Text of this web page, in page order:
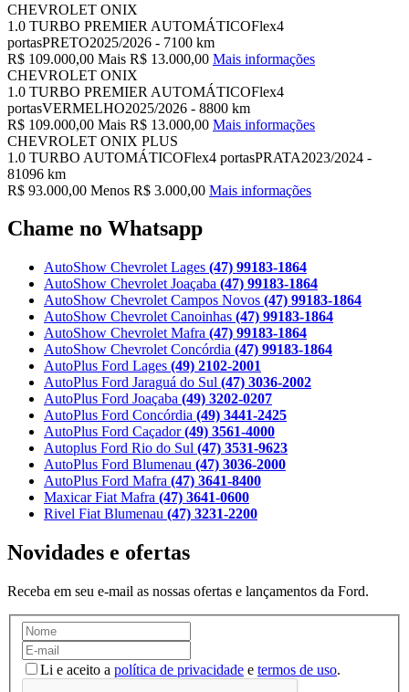
CHEVROLET ONIX
1.0 TURBO PREMIER AUTOMÁTICOFlex4
portasPRETO2025/2026 - 7100 km
R$ 109.000,00 Mais R$ 13.000,00 Mais informações
CHEVROLET ONIX
1.0 TURBO PREMIER AUTOMÁTICOFlex4
portasVERMELHO2025/2026 - 8800 km
R$ 109.000,00 Mais R$ 13.000,00 Mais informações
CHEVROLET ONIX PLUS
1.0 TURBO AUTOMÁTICOFlex4 portasPRATA2023/2024 -
81096 km
R$ 93.000,00 Menos R$ 3.000,00 Mais informações
Chame no Whatsapp
AutoShow Chevrolet Lages (47) 99183-1864
AutoShow Chevrolet Joaçaba (47) 99183-1864
AutoShow Chevrolet Campos Novos (47) 99183-1864
AutoShow Chevrolet Canoinhas (47) 99183-1864
AutoShow Chevrolet Mafra (47) 99183-1864
AutoShow Chevrolet Concórdia (47) 99183-1864
AutoPlus Ford Lages (49) 2102-2001
AutoPlus Ford Jaraguá do Sul (47) 3036-2002
AutoPlus Ford Joaçaba (49) 3202-0207
AutoPlus Ford Concórdia (49) 3441-2425
AutoPlus Ford Caçador(49) 3561-4000
Autoplus Ford Rio do Sul (47) 3531-9623
AutoPlus Ford Blumenau (47) 3036-2000
AutoPlus Ford Mafra (47) 3641-8400
Maxicar Fiat Mafra (47) 3641-0600
Rivel Fiat Blumenau (47) 3231-2200
Novidades e ofertas
Receba em seu e-mail as nossas ofertas e lançamentos da Ford.
Li e aceito a política de privacidade e termos de uso.